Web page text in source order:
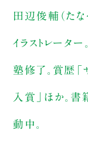
田辺俊輔（たな
イラストレータ
塾修了。賞歴「
入賞」ほか。
動中。